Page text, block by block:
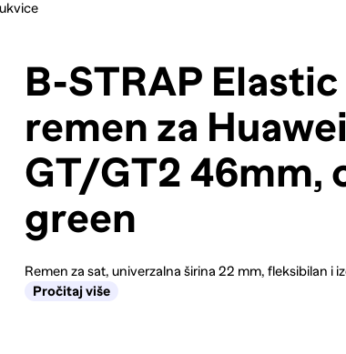
B-STRAP
remen za
GT/GT2 46mm,
green
Remen za sat, univerzalna širina 22 mm, fleksibilan i
Pročitaj više